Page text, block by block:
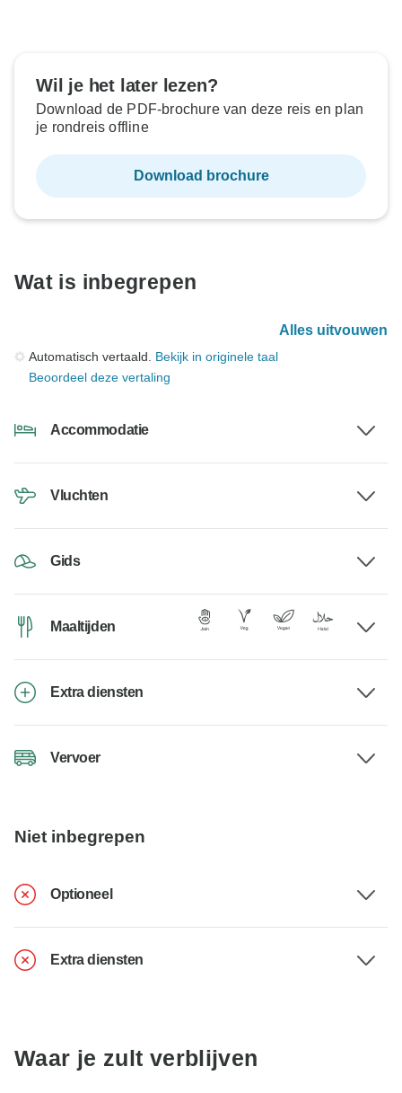
Wil je het later lezen?
Download de PDF-brochure van deze reis en plan
je rondreis offline
Download brochure
Wat is inbegrepen
Alles uitvouwen
Automatisch vertaald. Bekijk in originele taal
Beoordeel deze vertaling
Accommodatie
Vluchten
Gids
Maaltijden
Extra diensten
Vervoer
Niet inbegrepen
Optioneel
Extra diensten
Waar je zult verblijven